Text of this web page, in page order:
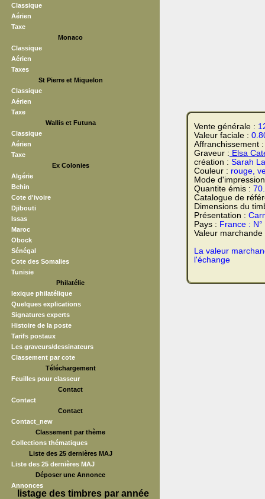
Classique
Aérien
Taxe
Monaco
Classique
Aérien
Taxes
St Pierre et Miquelon
Classique
Aérien
Taxe
Wallis et Futuna
Classique
Aérien
Taxe
Ex Colonies
Algérie
Behin
Cote d'ivoire
Djibouti
Issas
Maroc
Obock
Sénégal
Cote des Somalies
Tunisie
Philatélie
lexique philatélique
Quelques explications
Signatures experts
Histoire de la poste
Tarifs postaux
Les graveurs/dessinateurs
Classement par cote
Téléchargement
Feuilles pour classeur
Contact
Contact
Contact
Contact_new
Classement par thème
Collections thématiques
Liste des 25 dernières MAJ
Liste des 25 dernières MAJ
Déposer une Annonce
Annonces
listage des timbres par année
Vente générale :
Valeur faciale :
Affranchissement
Graveur : Elsa
création : Sarah
Couleur : rouge,
Mode
Quantite émis :
Catalogue de
Dimensions du
Présentation :
Pays : France :
Valeur
La valeur
l'échange